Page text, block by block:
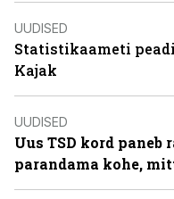
UUDISED
Statistikaameti
Kajak
UUDISED
Uus TSD kord
parandama kohe,